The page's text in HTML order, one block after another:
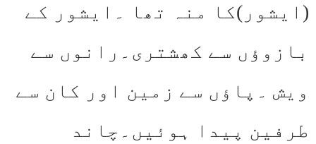
(ایشور)کا منہ تھا ۔ایشور کے
بازوؤں سے کھشتری۔رانوں سے
ویش ۔پاؤں سے زمین اور کان سے
طرفین پیدا ہوئیں۔چاند